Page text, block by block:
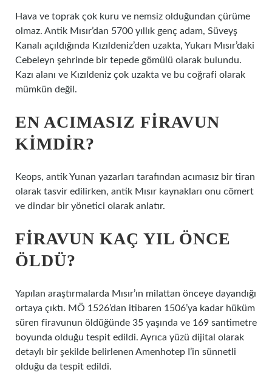
Hava ve toprak çok kuru ve nemsiz olduğundan çürüme
olmaz. Antik Mısır’dan 5700 yıllık genç adam, Süveyş
Kanalı açıldığında Kızıldeniz’den uzakta, Yukarı Mısır’daki
Cebeleyn şehrinde bir tepede gömülü olarak bulundu.
Kazı alanı ve Kızıldeniz çok uzakta ve bu coğrafi olarak
mümkün değil.
EN ACIMASIZ FIRAVUN
KIMDIR?
Keops, antik Yunan yazarları tarafından acımasız bir tiran
olarak tasvir edilirken, antik Mısır kaynakları onu cömert
ve dindar bir yönetici olarak anlatır.
FIRAVUN KAÇ YIL ÖNCE
ÖLDÜ?
Yapılan araştırmalarda Mısır’ın milattan önceye dayandığı
ortaya çıktı. MÖ 1526’dan itibaren 1506’ya kadar hüküm
süren firavunun öldüğünde 35 yaşında ve 169 santimetre
boyunda olduğu tespit edildi. Ayrıca yüzü dijital olarak
detaylı bir şekilde belirlenen Amenhotep I’in sünnetli
olduğu da tespit edildi.